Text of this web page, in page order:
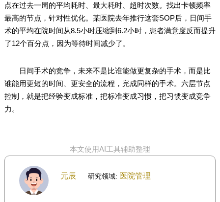
点在过去一周的平均耗时、最大耗时、超时次数。找出卡顿频率
最高的节点，针对性优化。某医院去年推行这套SOP后，日间手
术的平均在院时间从8.5小时压缩到6.2小时，患者满意度反而提升
了12个百分点，因为等待时间减少了。
日间手术的竞争，未来不是比谁能做更复杂的手术，而是比
谁能用更短的时间、更安全的流程，完成同样的手术。六层节点
控制，就是把经验变成标准，把标准变成习惯，把习惯变成竞争
力。
本文使用AI工具辅助整理
元辰 研究领域: 医院管理